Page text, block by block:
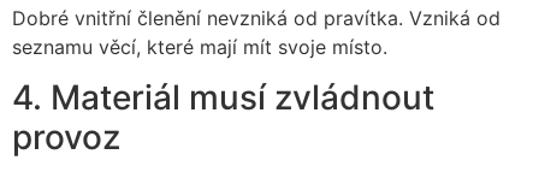
Dobré vnitřní členění nevzniká od pravítka. Vzniká od
seznamu věcí, které mají mít svoje místo.
4. Materiál musí zvládnout
provoz